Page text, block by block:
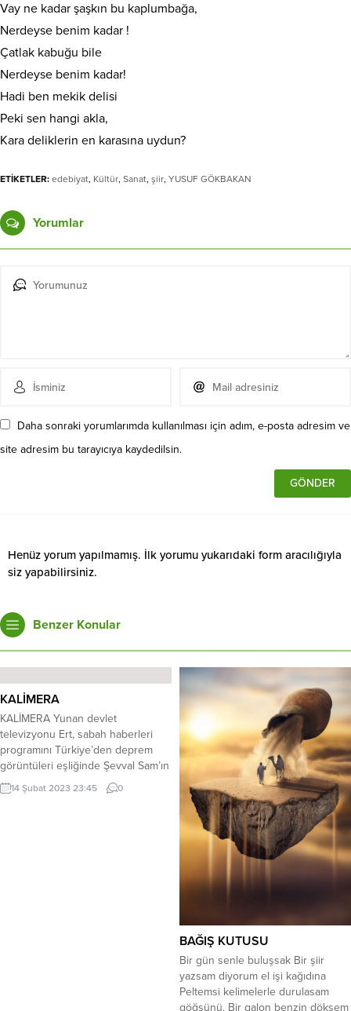
Vay ne kadar şaşkın bu kaplumbağa,
Nerdeyse benim kadar !
Çatlak kabuğu bile
Nerdeyse benim kadar!
Hadi ben mekik delisi
Peki sen hangi akla,
Kara deliklerin en karasına uydun?
ETİKETLER: edebiyat, Kültür, Sanat, şiir, YUSUF GÖKBAKAN
Yorumlar
Daha sonraki yorumlarımda kullanılması için adım, e-posta adresim ve
site adresim bu tarayıcıya kaydedilsin.
Henüz yorum yapılmamış. İlk yorumu yukarıdaki form aracılığıyla
siz yapabilirsiniz.
Benzer Konular
KALİMERA
KALİMERA Yunan devlet
televizyonu Ert, sabah haberleri
programını Türkiye’den deprem
görüntüleri eşliğinde Şevval Sam’ın
seslendirdiği “Ben seni sevduğumi
dünyalara bildurdum” adlı duygusal
14 Şubat 2023 23:45 0
BAĞIŞ KUTUSU
Bir gün senle buluşsak Bir şiir
yazsam diyorum el işi kağıdına
Peltemsi kelimelerle durulasam
göğsünü. Bir galon benzin döksem